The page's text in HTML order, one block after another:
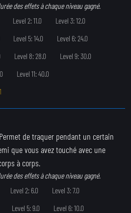
des effets à chaque niveau gagné.
Level 2: 11.0
Level 3: 12.0
Level 5: 14.0
Level 6: 24.0
Level 8: 28.0
Level 9: 30.0
Level 11: 40.0
de traquer pendant un certain
que vous avez touché avec une
à corps.
des effets à chaque niveau gagné.
Level 2: 6.0
Level 3: 7.0
Level 5: 9.0
Level 6: 10.0